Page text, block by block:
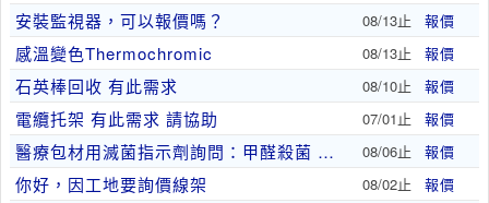
安裝監視器，可以報價嗎？ 08/13止 報價
感溫變色Thermochromic 08/13止 報價
石英棒回收 有此需求 08/10止 報價
電纜托架 有此需求 請協助 07/01止 報價
醫療包材用滅菌指示劑詢問：甲醛殺菌 Formal.. 08/06止 報價
你好，因工地要詢價線架 08/02止 報價